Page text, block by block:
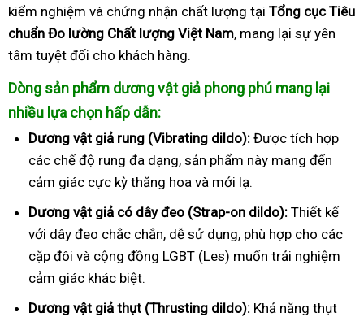
kiểm nghiệm và chứng nhận chất lượng tại Tổng cục Tiêu
chuẩn Đo lường Chất lượng Việt Nam, mang lại sự yên
tâm tuyệt đối cho khách hàng.
Dòng sản phẩm dương vật giả phong phú mang lại
nhiều lựa chọn hấp dẫn:
Dương vật giả rung (Vibrating dildo): Được tích hợp
các chế độ rung đa dạng, sản phẩm này mang đến
cảm giác cực kỳ thăng hoa và mới lạ.
Dương vật giả có dây đeo (Strap-on dildo): Thiết kế
với dây đeo chắc chắn, dễ sử dụng, phù hợp cho các
cặp đôi và cộng đồng LGBT (Les) muốn trải nghiệm
cảm giác khác biệt.
Dương vật giả thụt (Thrusting dildo): Khả năng thụt